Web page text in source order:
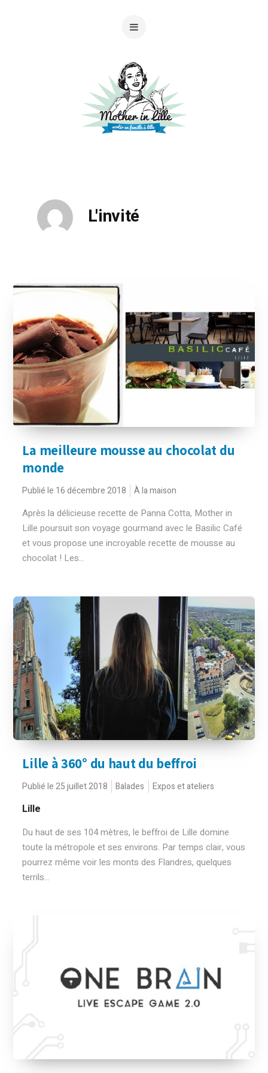
L'invité
La meilleure mousse au chocolat du
monde
Publié le 16 décembre 2018 À la maison
Après la délicieuse recette de Panna Cotta, Mother in
Lille poursuit son voyage gourmand avec le Basilic Café
et vous propose une incroyable recette de mousse au
chocolat ! Les...
Lille à 360° du haut du beffroi
Publié le 25 juillet 2018 Balades Expos et ateliers
Lille
Du haut de ses 104 mètres, le beffroi de Lille domine
toute la métropole et ses environs. Par temps clair, vous
pourrez même voir les monts des Flandres, quelques
terrils...